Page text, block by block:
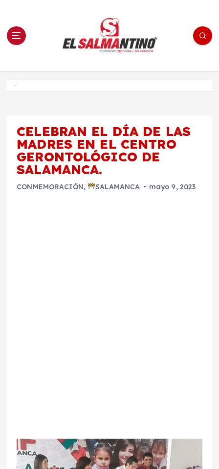
n El Salmantino - medios/noticias/editorial
CELEBRAN EL DÍA DE LAS
MADRES EN EL CENTRO
GERONTOLÓGICO DE
SALAMANCA.
CONMEMORACIÓN, SALAMANCA mayo 9, 2023